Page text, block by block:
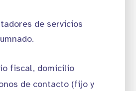
de servicios
fiscal, domicilio
de contacto (fijo y